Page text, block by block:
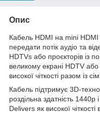
Опис
Кабель HDMI на mini HDMI
передати потік аудіо та
HDTVs або проєкторів із
великому екрані HDTV або
високої чіткості разом із
Кабель підтримує 3D-
роздільна здатність 1440p
Delivers як високої